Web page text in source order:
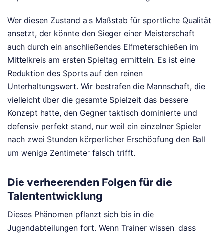
Wer diesen Zustand als Maßstab für sportliche Qualität
ansetzt, der könnte den Sieger einer Meisterschaft
auch durch ein anschließendes Elfmeterschießen im
Mittelkreis am ersten Spieltag ermitteln. Es ist eine
Reduktion des Sports auf den reinen
Unterhaltungswert. Wir bestrafen die Mannschaft, die
vielleicht über die gesamte Spielzeit das bessere
Konzept hatte, den Gegner taktisch dominierte und
defensiv perfekt stand, nur weil ein einzelner Spieler
nach zwei Stunden körperlicher Erschöpfung den Ball
um wenige Zentimeter falsch trifft.
Die verheerenden Folgen für die
Talententwicklung
Dieses Phänomen pflanzt sich bis in die
Jugendabteilungen fort. Wenn Trainer wissen, dass